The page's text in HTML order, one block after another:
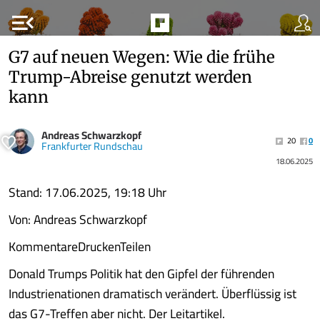
menu_open
G7 auf neuen Wegen: Wie die frühe
Trump-Abreise genutzt werden
kann
Andreas Schwarzkopf
Frankfurter Rundschau 20
0
18.06.2025
Stand: 17.06.2025, 19:18 Uhr
Von: Andreas Schwarzkopf
KommentareDruckenTeilen
Donald Trumps Politik hat den Gipfel der führenden
Industrienationen dramatisch verändert. Überflüssig ist
das G7-Treffen aber nicht. Der Leitartikel.